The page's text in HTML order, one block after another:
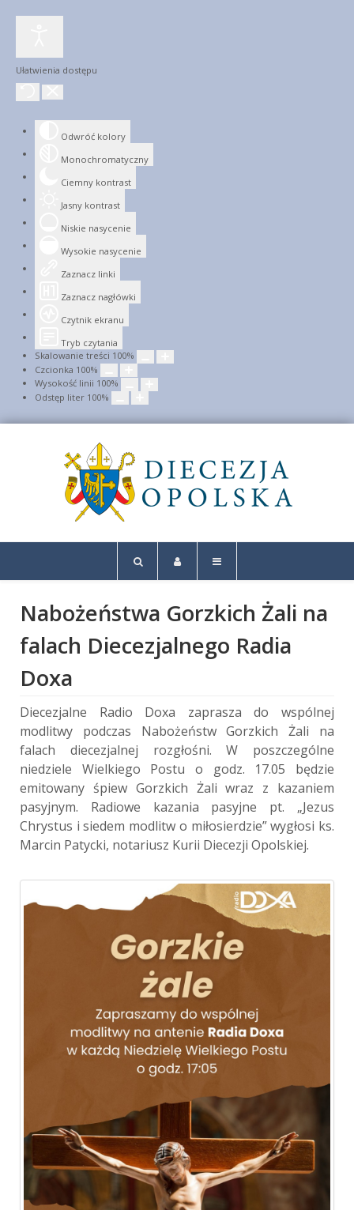
Ułatwienia dostępu
Odwróć kolory
Monochromatyczny
Ciemny kontrast
Jasny kontrast
Niskie nasycenie
Wysokie nasycenie
Zaznacz linki
Zaznacz nagłówki
Czytnik ekranu
Tryb czytania
Skalowanie treści 100%
Czcionka 100%
Wysokość linii 100%
Odstęp liter 100%
Nabożeństwa Gorzkich Żali na
falach Diecezjalnego Radia
Doxa
Diecezjalne Radio Doxa zaprasza do wspólnej
modlitwy podczas Nabożeństw Gorzkich Żali na
falach diecezjalnej rozgłośni. W poszczególne
niedziele Wielkiego Postu o godz. 17.05 będzie
emitowany śpiew Gorzkich Żali wraz z kazaniem
pasyjnym. Radiowe kazania pasyjne pt. „Jezus
Chrystus i siedem modlitw o miłosierdzie” wygłosi ks.
Marcin Patycki, notariusz Kurii Diecezji Opolskiej.